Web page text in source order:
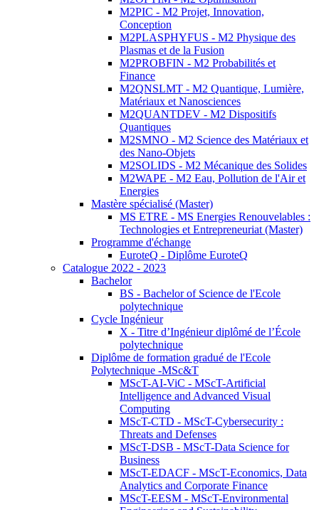
M2PIC - M2 Projet, Innovation,
Conception
M2PLASPHYFUS - M2 Physique des
Plasmas et de la Fusion
M2PROBFIN - M2 Probabilités et
Finance
M2QNSLMT - M2 Quantique, Lumière,
Matériaux et Nanosciences
M2QUANTDEV - M2 Dispositifs
Quantiques
M2SMNO - M2 Science des Matériaux et
des Nano-Objets
M2SOLIDS - M2 Mécanique des Solides
M2WAPE - M2 Eau, Pollution de l'Air et
Energies
Mastère spécialisé (Master)
MS ETRE - MS Energies Renouvelables :
Technologies et Entrepreneuriat (Master)
Programme d'échange
EuroteQ - Diplôme EuroteQ
Catalogue 2022 - 2023
Bachelor
BS - Bachelor of Science de l'Ecole
polytechnique
Cycle Ingénieur
X - Titre d’Ingénieur diplômé de l’École
polytechnique
Diplôme de formation gradué de l'Ecole
Polytechnique -MSc&T
MScT-AI-ViC - MScT-Artificial
Intelligence and Advanced Visual
Computing
MScT-CTD - MScT-Cybersecurity :
Threats and Defenses
MScT-DSB - MScT-Data Science for
Business
MScT-EDACF - MScT-Economics, Data
Analytics and Corporate Finance
MScT-EESM - MScT-Environmental